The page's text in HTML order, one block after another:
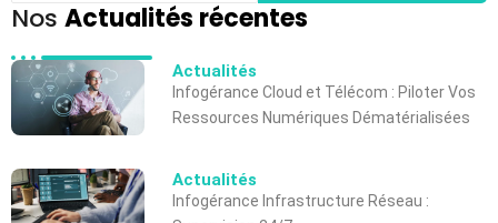
Nos Actualités récentes
Actualités
Infogérance Cloud et Télécom : Piloter Vos
Ressources Numériques Dématérialisées
Actualités
Infogérance Infrastructure Réseau :